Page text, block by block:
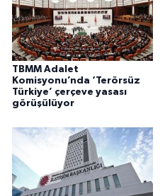
TBMM Adalet
Komisyonu’nda ‘Terörsüz
Türkiye’ çerçeve yasası
görüşülüyor